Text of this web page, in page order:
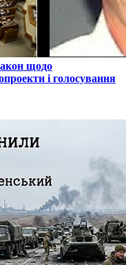
щодо
і голосування